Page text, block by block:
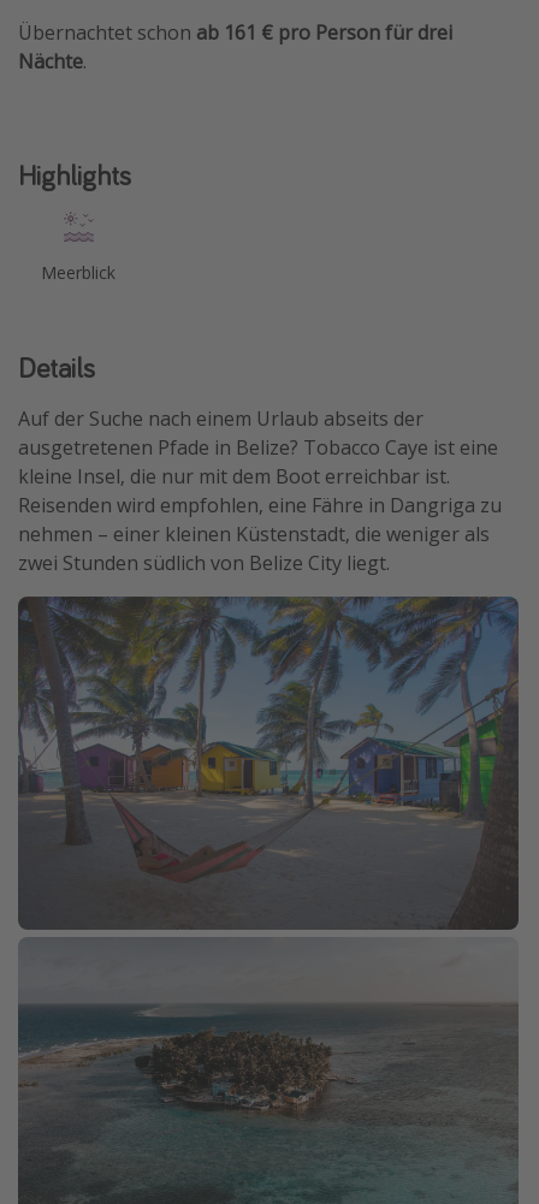
Rundreisen in Thailand
Travel Know How
Silvesterreisen
Last Minute Urlaub Mallorca
Last Minute Urlaub Deutschland
Übernachtet schon ab 161 € pro Person für drei
Nächte.
Highlights
Meerblick
Details
Auf der Suche nach einem Urlaub abseits der
ausgetretenen Pfade in Belize? Tobacco Caye ist eine
kleine Insel, die nur mit dem Boot erreichbar ist.
Reisenden wird empfohlen, eine Fähre in Dangriga zu
nehmen – einer kleinen Küstenstadt, die weniger als
zwei Stunden südlich von Belize City liegt.